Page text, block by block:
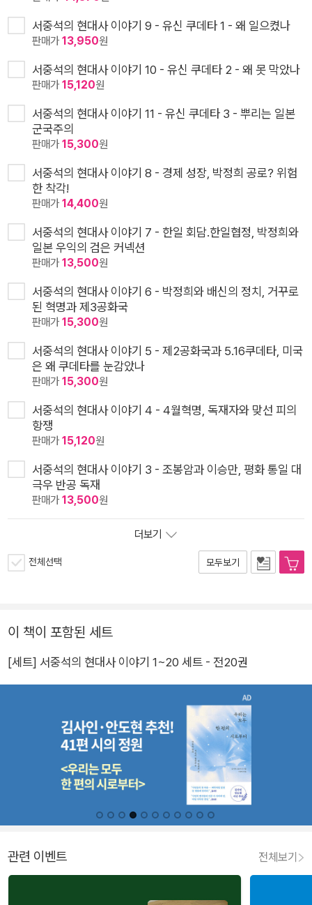
서중석의 현대사 이야기 9 - 유신 쿠데타 1 - 왜 일으켰나
판매가13,950원
서중석의 현대사 이야기 10 - 유신 쿠데타 2 - 왜 못 막았나
판매가15,120원
서중석의 현대사 이야기 11 - 유신 쿠데타 3 - 뿌리는 일본
군국주의
판매가15,300원
서중석의 현대사 이야기 8 - 경제 성장, 박정희 공로? 위험
한 착각!
판매가14,400원
서중석의 현대사 이야기 7 - 한일 회담.한일협정, 박정희와
일본 우익의 검은 커넥션
판매가13,500원
서중석의 현대사 이야기 6 - 박정희와 배신의 정치, 거꾸로
된 혁명과 제3공화국
판매가15,300원
서중석의 현대사 이야기 5 - 제2공화국과 5.16쿠데타, 미국
은 왜 쿠데타를 눈감았나
판매가15,300원
서중석의 현대사 이야기 4 - 4월혁명, 독재자와 맞선 피의
항쟁
판매가15,120원
서중석의 현대사 이야기 3 - 조봉암과 이승만, 평화 통일 대
극우 반공 독재
판매가13,500원
더보기
전체선택 모두보기
이 책이 포함된 세트
[세트] 서중석의 현대사 이야기 1~20 세트 - 전20권
관련 이벤트 전체보기